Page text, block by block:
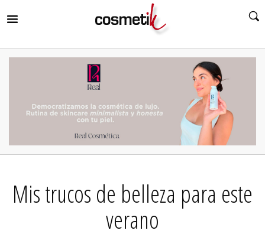
Mis trucos de belleza para este
verano